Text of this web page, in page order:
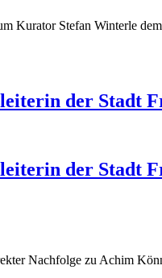
Kurator Stefan Winterle
der Stadt
der Stadt
Nachfolge zu Achim